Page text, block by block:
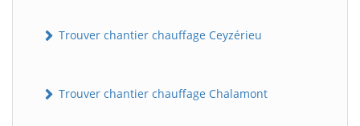
Trouver chantier chauffage Ceyzérieu
Trouver chantier chauffage Chalamont